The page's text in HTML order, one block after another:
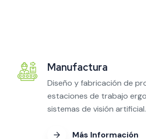
Manufactura
Diseño y fabricación de
estaciones de trabajo
sistemas de visión artificial.
Más Información